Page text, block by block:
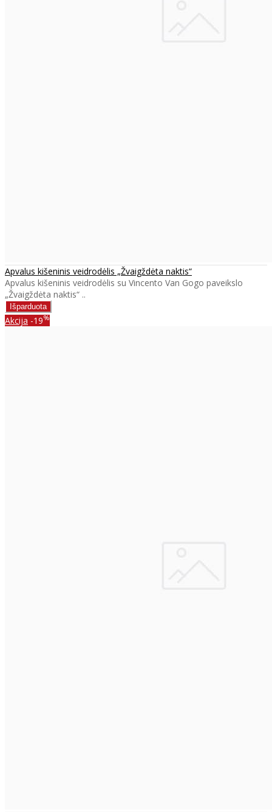
Apvalus kišeninis veidrodėlis „Žvaigždėta naktis“
Apvalus kišeninis veidrodėlis su Vincento Van Gogo paveikslo
„Žvaigždėta naktis“ ..
Akcija -19%